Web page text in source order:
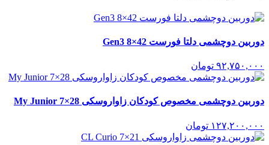
دوربین دوچشمی دلتا فورست Gen3 8×42
۹۲,۷۵۰,۰۰۰ تومان
دوربین دوچشمی مخصوص کودکان زاواروسکی My Junior 7×28
۱۲۷,۲۰۰,۰۰۰ تومان